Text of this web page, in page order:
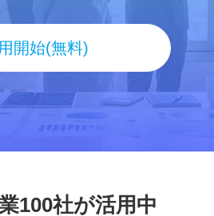
開始(無料)
100社が活用中